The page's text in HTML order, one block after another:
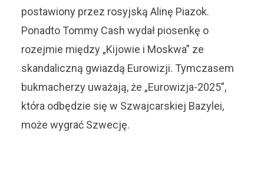
postawiony przez rosyjską Alinę Piazok.
Ponadto Tommy Cash wydał piosenkę o
rozejmie między „Kijowie i Moskwa” ze
skandaliczną gwiazdą Eurowizji. Tymczasem
bukmacherzy uważają, że „Eurowizja-2025”,
która odbędzie się w Szwajcarskiej Bazylei,
może wygrać Szwecję.